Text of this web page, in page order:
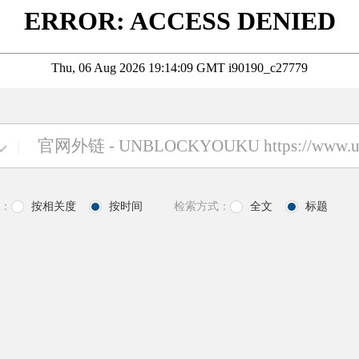
按相关度 按时间 检索方式： 全文 标题